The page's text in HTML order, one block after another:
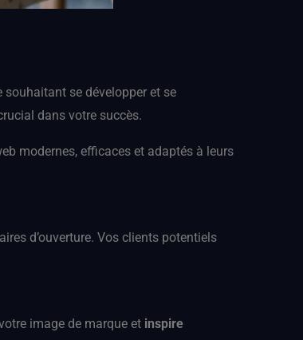
souhaitant se développer et se
dans votre succès.
modernes, efficaces et adaptés à leurs
d’ouverture. Vos clients potentiels
image de marque et inspire